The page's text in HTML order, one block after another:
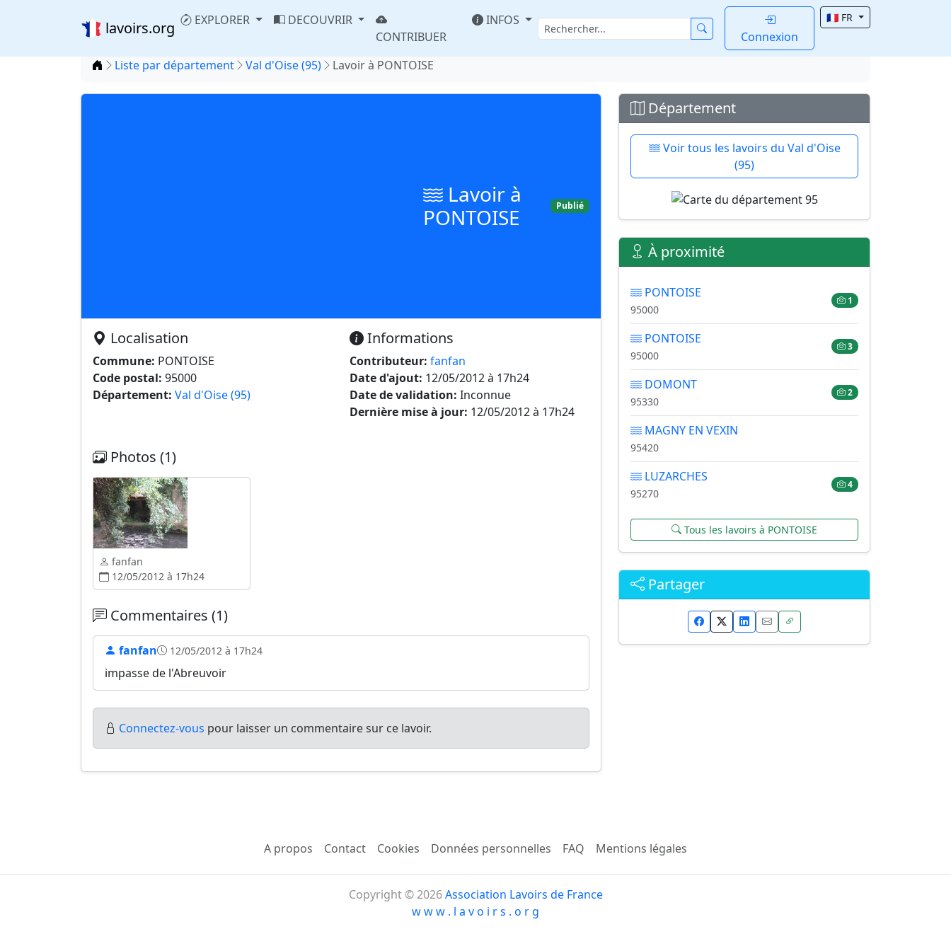
lavoirs.org EXPLORER
DECOUVRIR
CONTRIBUER
INFOS
Connexion
🇫🇷 FR
Accueil
Liste par département Val d'Oise (95) Lavoir à PONTOISE
Lavoir à
PONTOISE
Publié
Localisation
Commune: PONTOISE
Code postal: 95000
Département: Val d'Oise (95)
Informations
Contributeur: fanfan
Date d'ajout: 12/05/2012 à 17h24
Date de validation: Inconnue
Dernière mise à jour: 12/05/2012 à 17h24
Photos (1)
fanfan
12/05/2012 à 17h24
Commentaires (1)
fanfan 12/05/2012 à 17h24
impasse de l'Abreuvoir
Connectez-vous pour laisser un commentaire sur ce lavoir.
Département
Voir tous les lavoirs du Val d'Oise
(95)
À proximité
PONTOISE
95000
1
PONTOISE
95000
3
DOMONT
95330
2
MAGNY EN VEXIN
95420
LUZARCHES
95270
4
Tous les lavoirs à PONTOISE
Partager
A propos Contact Cookies Données personnelles FAQ Mentions légales
Copyright © 2026Association Lavoirs de France
w w w . l a v o i r s . o r g